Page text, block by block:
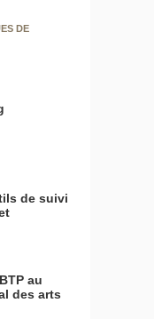
DE
de suivi
au
des arts